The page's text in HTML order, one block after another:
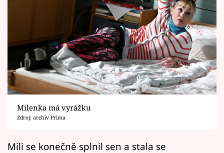
Seriály
Horoskopy
Sledujte prima+
Filmový festival Karlovy Vary
Milenka má vyrážku
Zdroj: archiv Prima
Mili se konečně splnil sen a stala se